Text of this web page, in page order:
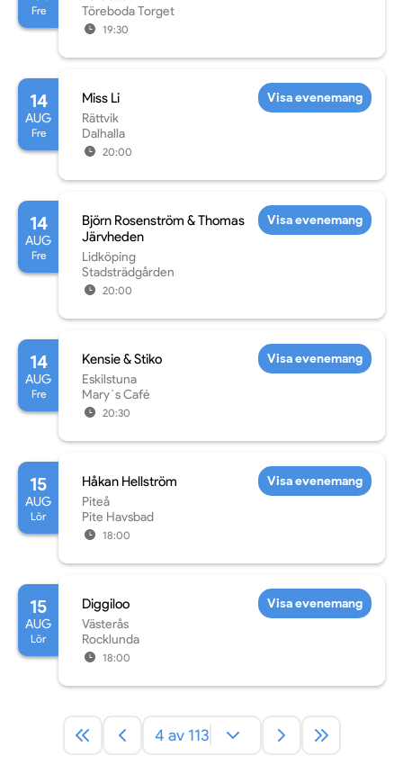
Fre
Töreboda Torget
19:30
14
AUG
Fre
Miss Li
Rättvik
Dalhalla
20:00
Visa evenemang
14
AUG
Fre
Björn Rosenström & Thomas
Järvheden
Lidköping
Stadsträdgården
20:00
Visa evenemang
14
AUG
Fre
Kensie & Stiko
Eskilstuna
Mary´s Café
20:30
Visa evenemang
15
AUG
Lör
Håkan Hellström
Piteå
Pite Havsbad
18:00
Visa evenemang
15
AUG
Lör
Diggiloo
Västerås
Rocklunda
18:00
Visa evenemang
4 av 113